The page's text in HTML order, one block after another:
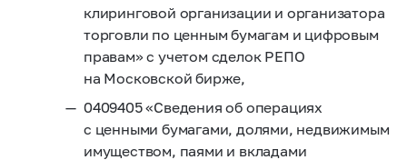
клиринговой организации и организатора
торговли по ценным бумагам и цифровым
правам» с учетом сделок РЕПО
на Московской бирже,
0409405 «Сведения об операциях
с ценными бумагами, долями, недвижимым
имуществом, паями и вкладами